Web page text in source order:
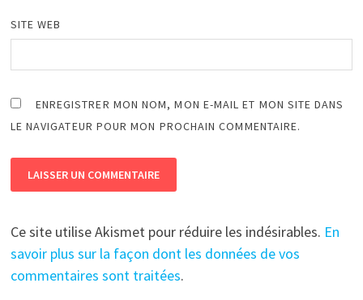
SITE WEB
ENREGISTRER MON NOM, MON E-MAIL ET MON SITE DANS
LE NAVIGATEUR POUR MON PROCHAIN COMMENTAIRE.
Ce site utilise Akismet pour réduire les indésirables. En
savoir plus sur la façon dont les données de vos
commentaires sont traitées.